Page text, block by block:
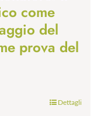
come
del
prova del
Dettagli